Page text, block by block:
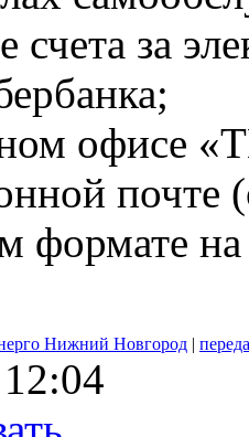
за
офисе
почте
формате
Нижний Новгород |